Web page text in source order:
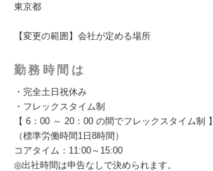
東京都
【変更の範囲】会社が定める場所
勤務時間は
・完全土日祝休み
・フレックスタイム制
【 6：00 ～ 20：00 の間でフレックスタイム制 】
（標準労働時間1日8時間）
コアタイム：11:00～15:00
◎出社時間は申告なしで決められます。